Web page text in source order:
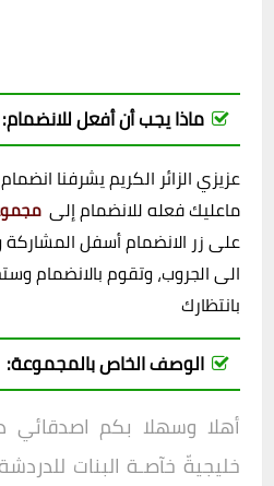
ماذا يجب أن أفعل للانضمام:
عزيزي الزائر الكريم يشرفنا
ماعليك فعله للانضمام إلى
على زر الانضمام أسفل
الى الجروب، وتقوم بالانضمام
بانتظارك
الوصف الخاص بالمجموعة:
أهلا وسهلا بكم اصدقائي
خليجيةّ خآصـة البنات